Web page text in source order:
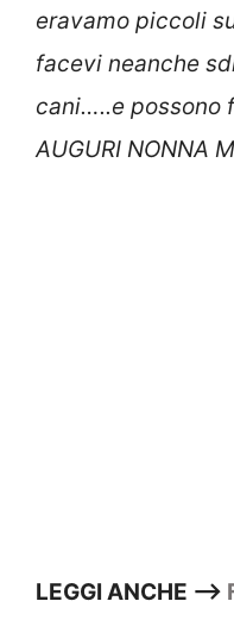
eravamo piccoli
facevi neanche
cani…..e possono
AUGURI NONNA
LEGGI ANCHE –>